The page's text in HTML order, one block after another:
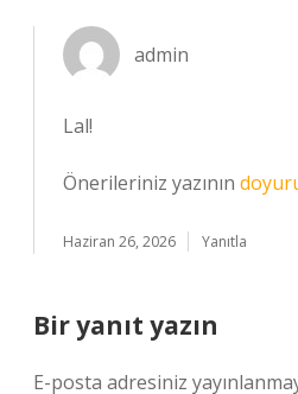
admin
Lal!
Önerileriniz yazının
Haziran 26, 2026 Yanıtla
Bir yanıt yazın
E-posta adresiniz